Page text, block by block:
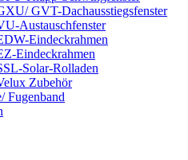
GVT-Dachausstiegsfenster
Austauschfenster
Eindeckrahmen
Eindeckrahmen
Solar-Rolladen
Zubehör
Fugenband